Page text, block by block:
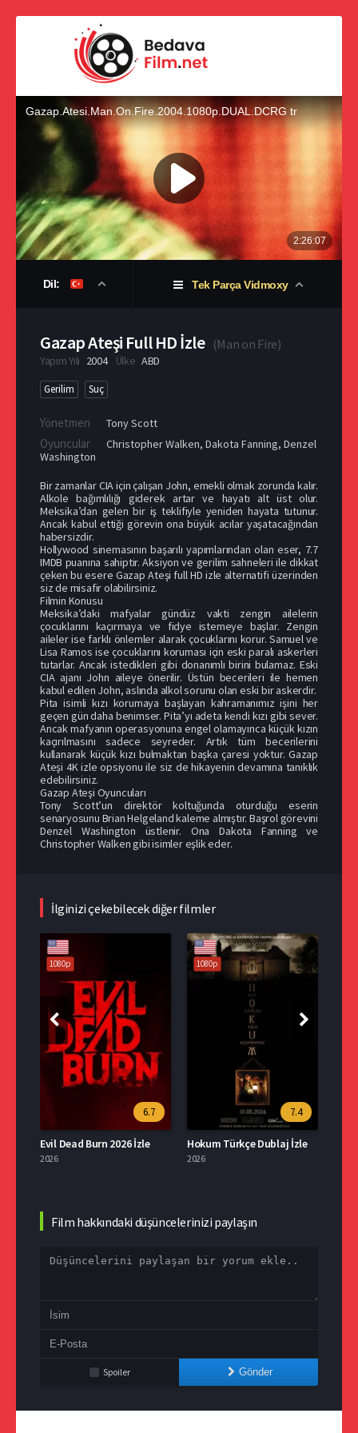
Dil: Tek Parça Vidmoxy
Gazap Ateşi Full HD İzle (Man on Fire)
Yapım Yılı 2004 Ülke ABD
Gerilim Suç
Yönetmen Tony Scott
Oyuncular Christopher Walken, Dakota Fanning, Denzel
Washington
Bir zamanlar CIA için çalışan John, emekli olmak zorunda kalır.
Alkole bağımlılığı giderek artar ve hayatı alt üst olur.
Meksika’dan gelen bir iş teklifiyle yeniden hayata tutunur.
Ancak kabul ettiği görevin ona büyük acılar yaşatacağından
habersizdir.
Hollywood sinemasının başarılı yapımlarından olan eser, 7.7
IMDB puanına sahiptir. Aksiyon ve gerilim sahneleri ile dikkat
çeken bu esere Gazap Ateşi full HD izle alternatifi üzerinden
siz de misafir olabilirsiniz.
Filmin Konusu
Meksika’daki mafyalar gündüz vakti zengin ailelerin
çocuklarını kaçırmaya ve fidye istemeye başlar. Zengin
aileler ise farklı önlemler alarak çocuklarını korur. Samuel ve
Lisa Ramos ise çocuklarını koruması için eski paralı askerleri
tutarlar. Ancak istedikleri gibi donanımlı birini bulamaz. Eski
CIA ajanı John aileye önerilir. Üstün becerileri ile hemen
kabul edilen John, aslında alkol sorunu olan eski bir askerdir.
Pita isimli kızı korumaya başlayan kahramanımız işini her
geçen gün daha benimser. Pita’yı adeta kendi kızı gibi sever.
Ancak mafyanın operasyonuna engel olamayınca küçük kızın
kaçırılmasını sadece seyreder. Artık tüm becerilerini
kullanarak küçük kızı bulmaktan başka çaresi yoktur. Gazap
Ateşi 4K izle opsiyonu ile siz de hikayenin devamına tanıklık
edebilirsiniz.
Gazap Ateşi Oyuncuları
Tony Scott’un direktör koltuğunda oturduğu eserin
senaryosunu Brian Helgeland kaleme almıştır. Başrol görevini
Denzel Washington üstlenir. Ona Dakota Fanning ve
Christopher Walken gibi isimler eşlik eder.
İlginizi çekebilecek diğer filmler
1080p
6.7
Evil Dead Burn 2026 İzle
2026
1080p
7.4
Hokum Türkçe Dublaj İzle
2026
Film hakkındaki düşüncelerinizi paylaşın
Spoiler Gönder